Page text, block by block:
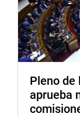
Pleno de
aprueba